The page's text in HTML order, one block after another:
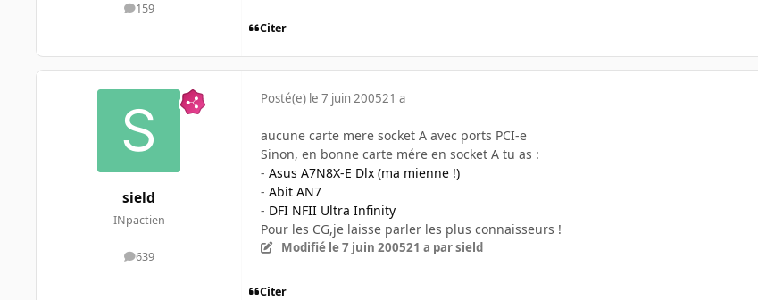
159
messages
Citer
sield
INpactien
639
messages
Posté(e) le 7 juin 200521 a
aucune carte mere socket A avec ports PCI-e
Sinon, en bonne carte mére en socket A tu as :
- Asus A7N8X-E Dlx (ma mienne !)
- Abit AN7
- DFI NFII Ultra Infinity
Pour les CG,je laisse parler les plus connaisseurs !
Modifié le 7 juin 200521 a par sield
Citer